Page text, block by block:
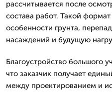
рассчитывается после
состава работ. Такой
особенности грунта,
насаждений и будущую
Благоустройство большого
что заказчик получает
между проектированием и